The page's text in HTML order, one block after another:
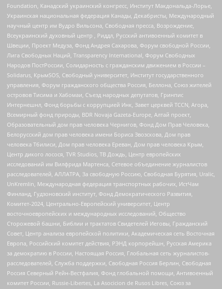
Foundation, Канадский украинский конгресс, Институт Макдональда-Лорье,
Украинская национальная федерация Канады, Декабристы, Международный
научный центр им Вудро Вильсона, Свободная пресса, Возрождение,
Всеукраинский духовный центр , Риддл, Русский антивоенный комитет в
Швеции, Проект Медуза, Фонд Андрея Сахарова, Форум свободной России,
Лига Свободных Наций, Transparеncy International, Форум Свободных
Народов ПостРоссии, Солидарность с гражданским движением в России –
Solidarus, КрымSOS, Свободный университет, Институт государственного
управления, Форум гражданского общества Россия, Беллона, Союз жителей
островов Тисима и Хабомаи, Съезд народных депутатов, Гринпис
Интернешнл, Фонд борьбы с коррупцией Инк, Завет церквей TCCN, Агора,
Всемирный фонд природы, BDR Novaja Gazeta-Europe, Алтай проект,
Образовательный дом прав человека Чернигов, Фонд Дом Прав Человека,
Белорусский дом прав человека имени Бориса Звозскова, Дом прав
человека Тбилиси, Дом прав человека Ереван, Дом прав человека Крым,
Центр дикого лосося, TVR Studios, ТВ Дождь, Центр европейских
исследований им Вилфрида Мартенса, Сетевое объединение журналистов
расследователей, АЛЛАТРА, За свободную Россию, Свободная Бурятия, Uralic,
UnKremlin, Международная федерация транспортных рабочих, ИстЧам
Финланд, Гудзоновский институт, Фонд Демократического Развития,
Комитет-2024, Центрально-Европейский университет, Центр
восточноевропейских и международных исследований, Общество
Сторожевой башни, Библии и трактатов Свидетелей Иеговы, Гражданский
Совет, Центр анализа европейской политики, Академическая сеть Восточная
Европа, Российский комитет действия, РЭНД корпорейшн, Русская Америка
за демократию в России, Настоящая Россия, Глобальная сеть журналистов-
расследователей, Служба поддержки, Свободная Россия Берлин, Свободная
Россия Северный Рейн-Вестфалия, Фонд глобальной помощи, Антивоенный
комитет России, Russie-Libertes, La Asocicion de Rusos Libres, Союз за